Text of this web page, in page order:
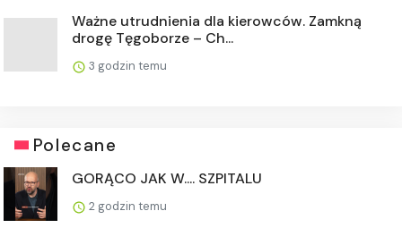
Ważne utrudnienia dla kierowców. Zamkną
drogę Tęgoborze – Ch...
3 godzin temu
Polecane
GORĄCO JAK W.... SZPITALU
2 godzin temu